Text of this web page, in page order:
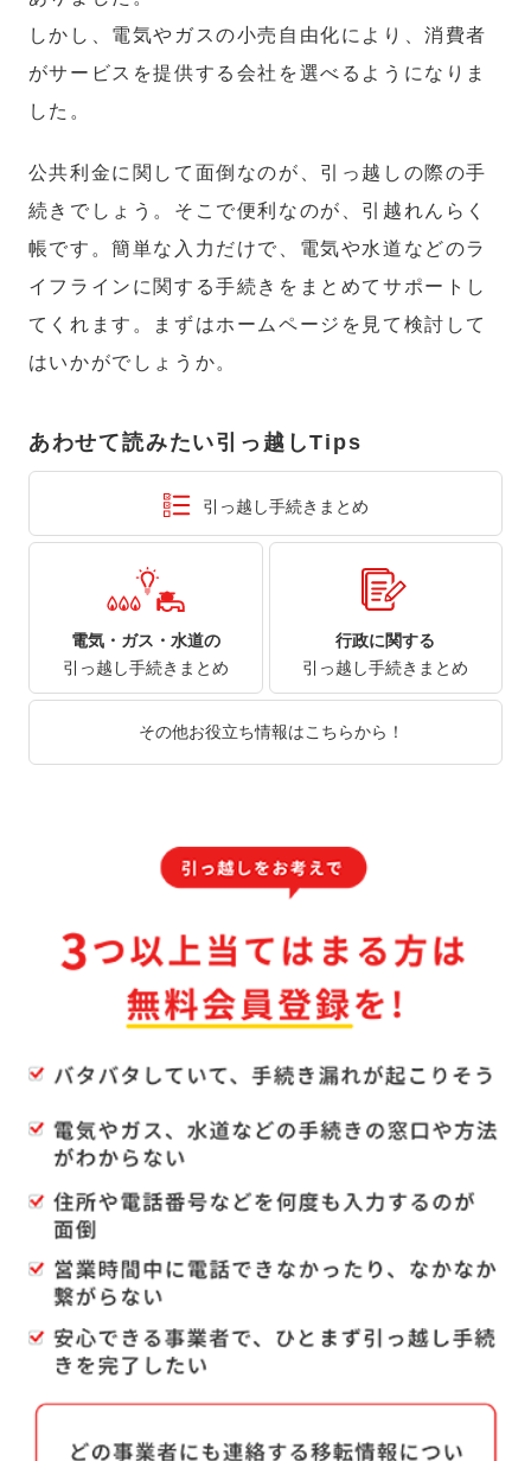
しかし、電気やガスの小売自由化により、消費者
がサービスを提供する会社を選べるようになりま
した。
公共利金に関して面倒なのが、引っ越しの際の手
続きでしょう。そこで便利なのが、引越れんらく
帳です。簡単な入力だけで、電気や水道などのラ
イフラインに関する手続きをまとめてサポートし
てくれます。まずはホームページを見て検討して
はいかがでしょうか。
あわせて読みたい引っ越しTips
引っ越し手続きまとめ
電気・ガス・水道の
引っ越し手続きまとめ
行政に関する
引っ越し手続きまとめ
その他お役立ち情報はこちらから！